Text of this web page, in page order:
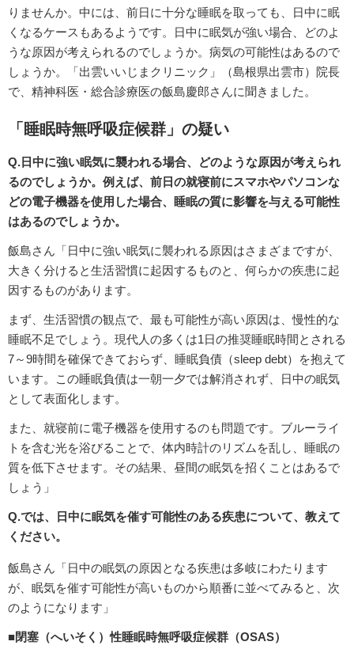
りませんか。中には、前日に十分な睡眠を取っても、日中に眠
くなるケースもあるようです。日中に眠気が強い場合、どのよ
うな原因が考えられるのでしょうか。病気の可能性はあるので
しょうか。「出雲いいじまクリニック」（島根県出雲市）院長
で、精神科医・総合診療医の飯島慶郎さんに聞きました。
「睡眠時無呼吸症候群」の疑い
Q.日中に強い眠気に襲われる場合、どのような原因が考えられ
るのでしょうか。例えば、前日の就寝前にスマホやパソコンな
どの電子機器を使用した場合、睡眠の質に影響を与える可能性
はあるのでしょうか。
飯島さん「日中に強い眠気に襲われる原因はさまざまですが、
大きく分けると生活習慣に起因するものと、何らかの疾患に起
因するものがあります。
まず、生活習慣の観点で、最も可能性が高い原因は、慢性的な
睡眠不足でしょう。現代人の多くは1日の推奨睡眠時間とされる
7～9時間を確保できておらず、睡眠負債（sleep debt）を抱えて
います。この睡眠負債は一朝一夕では解消されず、日中の眠気
として表面化します。
また、就寝前に電子機器を使用するのも問題です。ブルーライ
トを含む光を浴びることで、体内時計のリズムを乱し、睡眠の
質を低下させます。その結果、昼間の眠気を招くことはあるで
しょう」
Q.では、日中に眠気を催す可能性のある疾患について、教えて
ください。
飯島さん「日中の眠気の原因となる疾患は多岐にわたります
が、眠気を催す可能性が高いものから順番に並べてみると、次
のようになります」
■閉塞（へいそく）性睡眠時無呼吸症候群（OSAS）